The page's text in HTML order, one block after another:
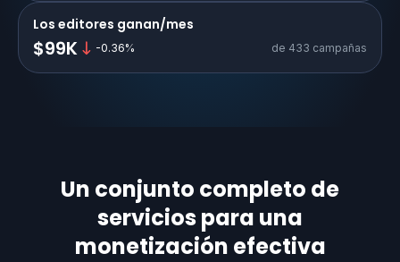
Los editores ganan/mes
$99K -0.36% de 433 campañas
Un conjunto completo de
servicios para una
monetización efectiva